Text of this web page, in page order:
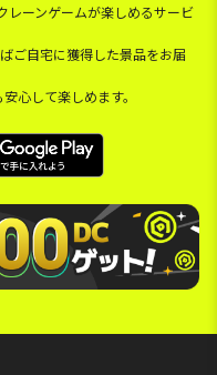
レーンゲームが楽しめるサービ
ご自宅に獲得した景品をお届
心して楽しめます。